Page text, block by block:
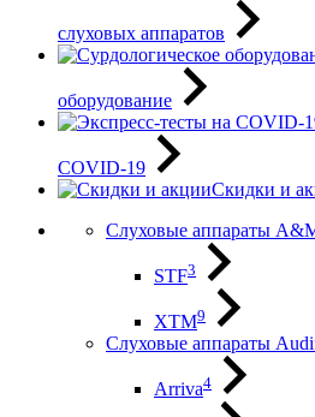
слуховых аппаратов
оборудование
COVID-19
Скидки и
Слуховые аппараты
STF3
XTM9
Слуховые аппараты
Arriva4